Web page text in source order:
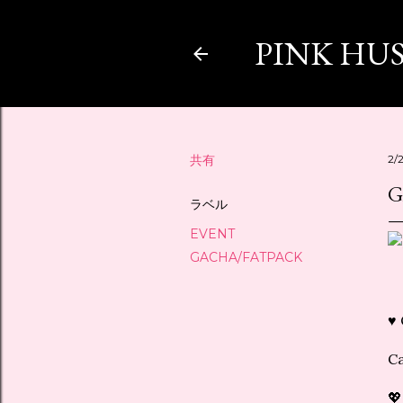
PINK
共有
ラベル
EVENT
GACHA/FATPACK
2/
♥